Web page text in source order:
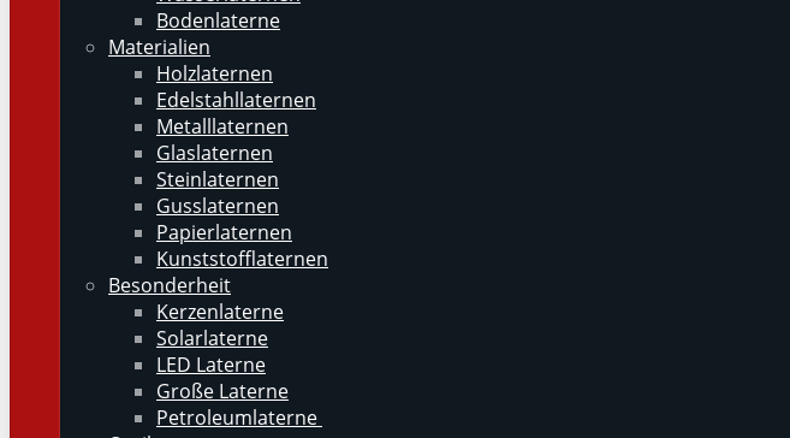
Bodenlaterne
Materialien
Holzlaternen
Edelstahllaternen
Metalllaternen
Glaslaternen
Steinlaternen
Gusslaternen
Papierlaternen
Kunststofflaternen
Besonderheit
Kerzenlaterne
Solarlaterne
LED Laterne
Große Laterne
Petroleumlaterne